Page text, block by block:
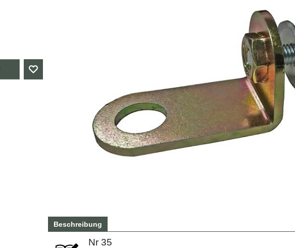
Beschreibung
Nr 35